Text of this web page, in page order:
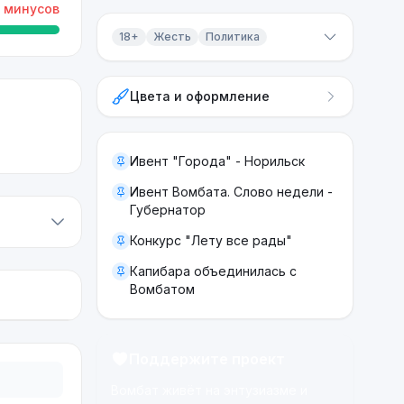
минусов
18+ Жесть Политика
ЖестьЦвета и оформление
Ивент "Города" - Норильск
Ивент Вомбата. Слово недели -
Губернатор
Конкурс "Лету все рады"
Капибара объединилась с
Вомбатом